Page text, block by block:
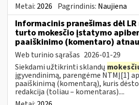
Metai: 2026 Pagrindinis: Naujiena
Informacinis pranešimas dėl
turto mokesčio įstatymo
paaiškinimo (komentaro)
Web turinio sąrašas 2026-01-29
Siekdami užtikrinti sklandų
įgyvendinimą, parengėme NTMĮ[1]
paaiškinimą (komentarą), kuris
redakcija (toliau – komentaras)....